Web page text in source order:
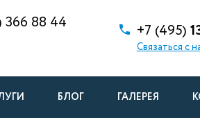
366 88 44 +7 (495)
Связаться с
БЛОГ ГАЛЕРЕЯ